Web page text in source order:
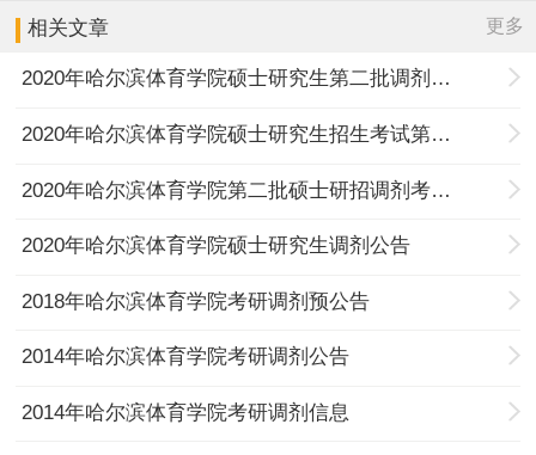
相关文章 更多
2020年哈尔滨体育学院硕士研究生第二批调剂公告
2020年哈尔滨体育学院硕士研究生招生考试第二批拟调剂学生名单发布
2020年哈尔滨体育学院第二批硕士研招调剂考生复试公告
2020年哈尔滨体育学院硕士研究生调剂公告
2018年哈尔滨体育学院考研调剂预公告
2014年哈尔滨体育学院考研调剂公告
2014年哈尔滨体育学院考研调剂信息